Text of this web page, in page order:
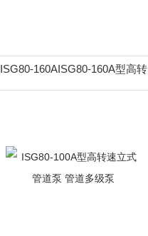
ISG80-160AISG80-160A型高转
速立式管道泵 管道多级泵